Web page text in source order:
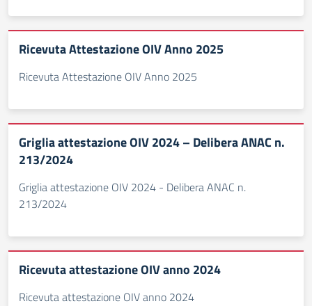
Ricevuta Attestazione OIV Anno 2025
Ricevuta Attestazione OIV Anno 2025
Griglia attestazione OIV 2024 – Delibera ANAC n.
213/2024
Griglia attestazione OIV 2024 - Delibera ANAC n.
213/2024
Ricevuta attestazione OIV anno 2024
Ricevuta attestazione OIV anno 2024